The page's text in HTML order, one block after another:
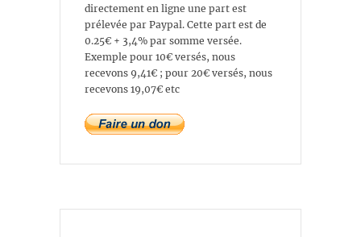
directement en ligne une part est
prélevée par Paypal. Cette part est de
0.25€ + 3,4% par somme versée.
Exemple pour 10€ versés, nous
recevons 9,41€ ; pour 20€ versés, nous
recevons 19,07€ etc